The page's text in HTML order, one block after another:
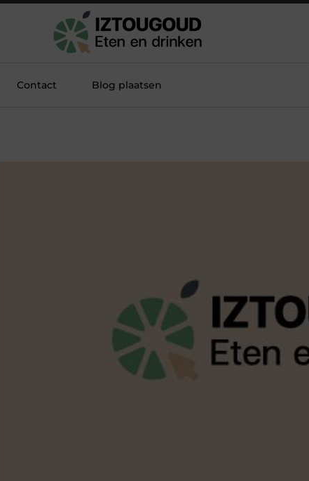
Contact Blog plaatsen